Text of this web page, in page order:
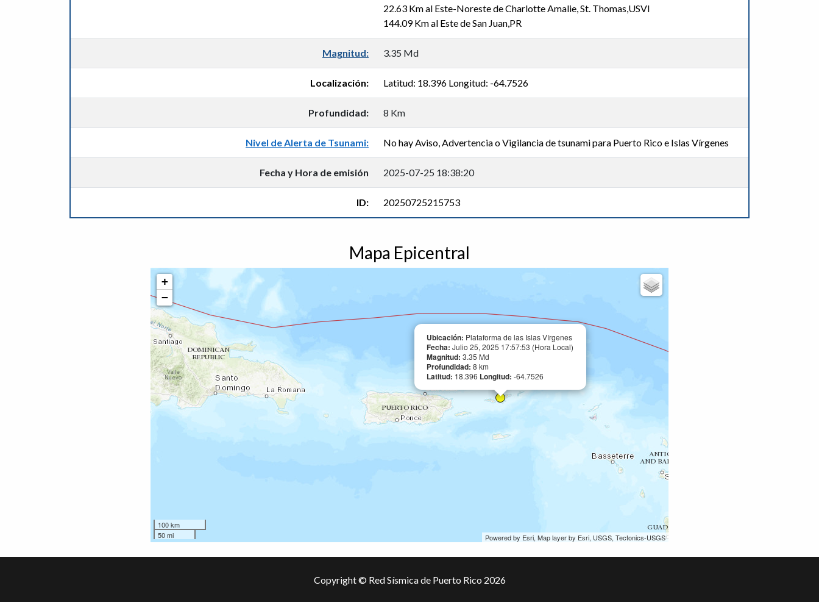
22.63 Km al Este-Noreste de Charlotte Amalie, St. Thomas,USVI
144.09 Km al Este de San Juan,PR
Magnitud: 3.35 Md
Localización: Latitud: 18.396 Longitud: -64.7526
Profundidad: 8 Km
Nivel de Alerta de Tsunami: No hay Aviso, Advertencia o Vigilancia de tsunami para Puerto Rico e Islas Vírgenes
Fecha y Hora de emisión 2025-07-25 18:38:20
ID: 20250725215753
Mapa Epicentral
Ubicación: Plataforma de las Islas Vírgenes
Fecha: Julio 25, 2025 17:57:53 (Hora Local)
Magnitud: 3.35 Md
Profundidad: 8 km
Latitud: 18.396 Longitud: -64.7526
+
−
100 km
50 mi
Powered by Esri, Map layer by Esri, USGS, Tectonics-USGS
Copyright © Red Sísmica de Puerto Rico 2026